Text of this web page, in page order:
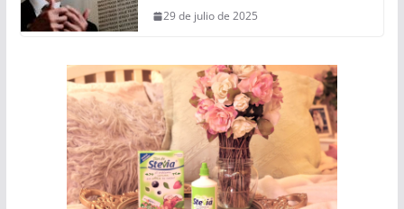
29 de julio de 2025